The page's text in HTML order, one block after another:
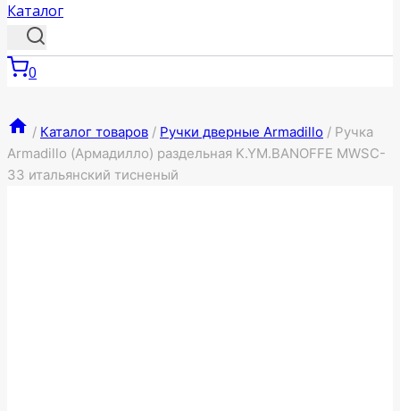
Каталог
0
/ Каталог товаров / Ручки дверные Armadillo / Ручка
Armadillo (Армадилло) раздельная K.YM.BANOFFE MWSC-
33 итальянский тисненый